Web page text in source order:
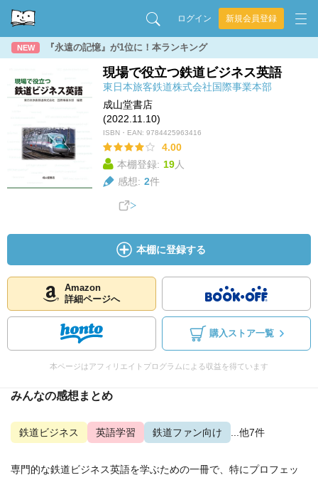
ログイン 新規会員登録
NEW 『永遠の記憶』が1位に！本ランキング
現場で役立つ鉄道ビジネス英語
東日本旅客鉄道株式会社国際事業本部
成山堂書店
(2022.11.10)
ISBN・EAN: 9784425963416
4.00
本棚登録: 19人
感想: 2件
本棚に登録する
Amazon
詳細ページへ
購入ストア一覧
本ページはアフィリエイトプログラムによる収益を得ています
みんなの感想まとめ
鉄道ビジネス 英語学習 鉄道ファン向け ...他7件
専門的な鉄道ビジネス英語を学ぶための一冊で、特にプロフェッ